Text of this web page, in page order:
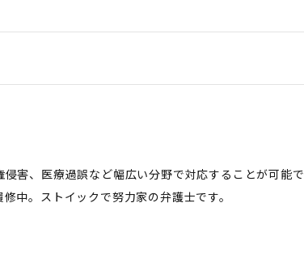
害、医療過誤など幅広い分野で対応することが可能で
中。ストイックで努力家の弁護士です。